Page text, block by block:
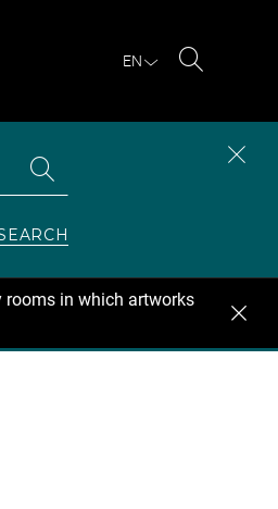
EN
rooms in which artworks